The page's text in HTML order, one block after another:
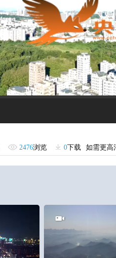
2476浏览 0下载 如需更高